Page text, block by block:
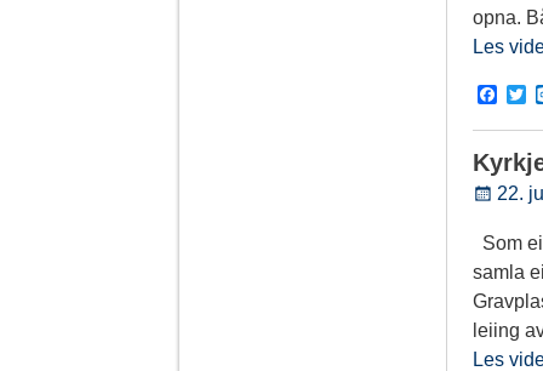
opna.
Les
F
c
b
o
T
i
t
t
e
r
22.
Som
samla
leiing
Les